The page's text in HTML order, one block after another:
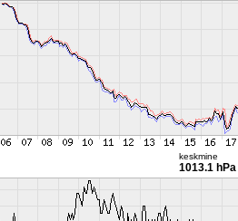
keskmine
1013.1 hPa